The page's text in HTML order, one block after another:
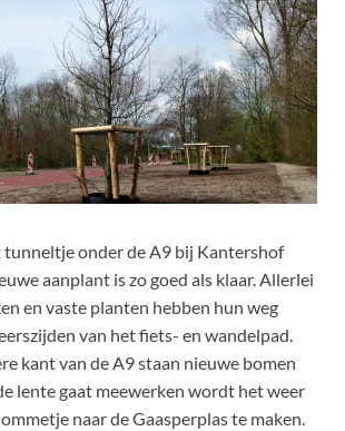
tunneltje onder de A9 bij Kantershof
aanplant is zo goed als klaar. Allerlei
en vaste planten hebben hun weg
van het fiets- en wandelpad.
kant van de A9 staan nieuwe bomen
lente gaat meewerken wordt het weer
naar de Gaasperplas te maken.